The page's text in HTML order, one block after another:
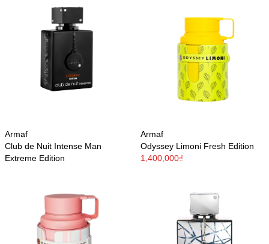
Armaf
Club de Nuit Intense Man
Extreme Edition
Armaf
Odyssey Limoni Fresh Edition
1,400,000₫